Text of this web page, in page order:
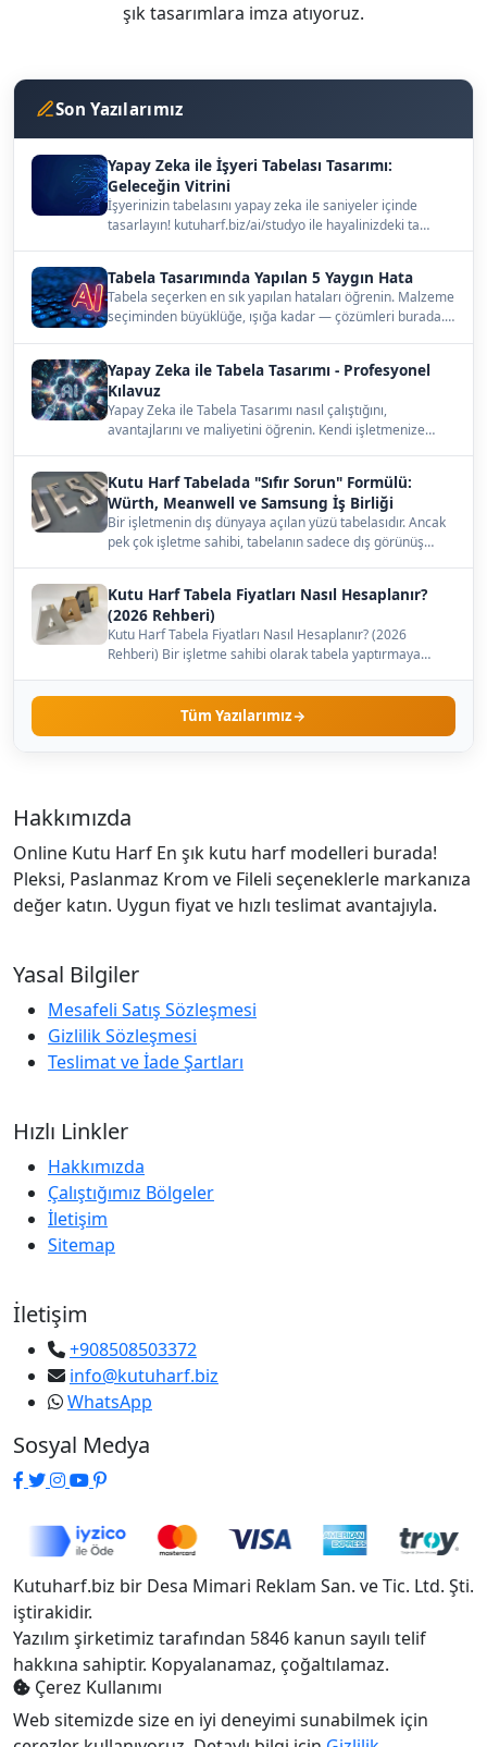
şık tasarımlara imza atıyoruz.
Son Yazılarımız
Yapay Zeka ile İşyeri Tabelası Tasarımı:
Geleceğin Vitrini
İşyerinizin tabelasını yapay zeka ile saniyeler içinde
tasarlayın! kutuharf.biz/ai/studyo ile hayalinizdeki ta…
Tabela Tasarımında Yapılan 5 Yaygın Hata
Tabela seçerken en sık yapılan hataları öğrenin. Malzeme
seçiminden büyüklüğe, ışığa kadar — çözümleri burada.…
Yapay Zeka ile Tabela Tasarımı - Profesyonel
Kılavuz
Yapay Zeka ile Tabela Tasarımı nasıl çalıştığını,
avantajlarını ve maliyetini öğrenin. Kendi işletmenize
Kutu Harf Tabelada "Sıfır Sorun" Formülü:
Würth, Meanwell ve Samsung İş Birliği
Bir işletmenin dış dünyaya açılan yüzü tabelasıdır. Ancak
pek çok işletme sahibi, tabelanın sadece dış görünüş…
Kutu Harf Tabela Fiyatları Nasıl Hesaplanır?
(2026 Rehberi)
Kutu Harf Tabela Fiyatları Nasıl Hesaplanır? (2026
Rehberi) Bir işletme sahibi olarak tabela yaptırmaya
Tüm Yazılarımız
Hakkımızda
Online Kutu Harf En şık kutu harf modelleri burada!
Pleksi, Paslanmaz Krom ve Fileli seçeneklerle markanıza
değer katın. Uygun fiyat ve hızlı teslimat avantajıyla.
Yasal Bilgiler
Mesafeli Satış Sözleşmesi
Gizlilik Sözleşmesi
Teslimat ve İade Şartları
Hızlı Linkler
Hakkımızda
Çalıştığımız Bölgeler
İletişim
Sitemap
İletişim
+908508503372
info@kutuharf.biz
WhatsApp
Sosyal Medya
Kutuharf.biz bir Desa Mimari Reklam San. ve Tic. Ltd. Şti.
iştirakidir.
Yazılım şirketimiz tarafından 5846 kanun sayılı telif
hakkına sahiptir. Kopyalanamaz, çoğaltılamaz.
Çerez Kullanımı
Web sitemizde size en iyi deneyimi sunabilmek için